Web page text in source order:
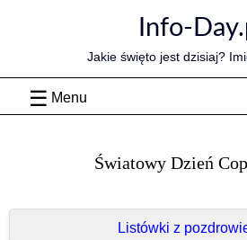
Info-
Jakie święto jest dzisiaj?
Menu
Światowy Dzień
Listówki z